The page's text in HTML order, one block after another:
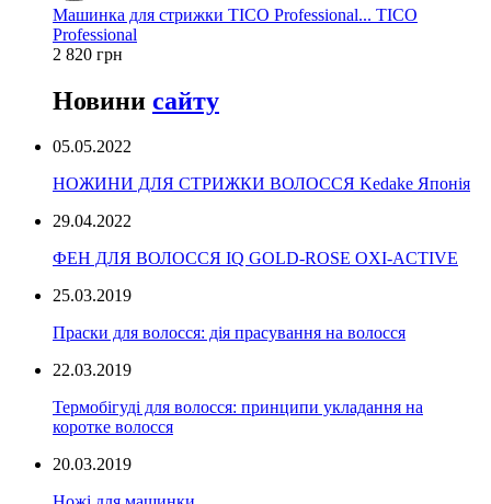
Машинка для стрижки TICO Professional... TICO
Professional
2 820 грн
Новини сайту
05.05.2022
НОЖИНИ ДЛЯ СТРИЖКИ ВОЛОССЯ Kedake Японія
29.04.2022
ФЕН ДЛЯ ВОЛОССЯ IQ GOLD-ROSE OXI-ACTIVE
25.03.2019
Праски для волосся: дія прасування на волосся
22.03.2019
Термобігуді для волосся: принципи укладання на
коротке волосся
20.03.2019